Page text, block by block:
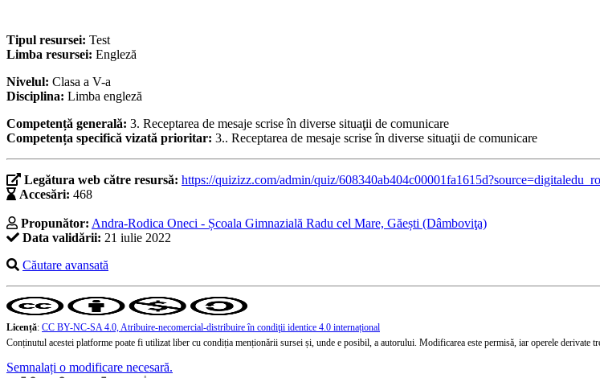
Tipul resursei: Test
Limba resursei: Engleză
Nivelul: Clasa a V-a
Disciplina: Limba engleză
Competență generală: 3. Receptarea de mesaje scrise în diverse situaţii de comunicare
Competența specifică vizată prioritar: 3.. Receptarea de mesaje scrise în diverse situaţii de comunicare
Legătura web către resursă: https://quizizz.com/admin/quiz/608340ab404c00001fa1615d?source=digitaledu_ro
Accesări: 468
Propunător: Andra-Rodica Oneci - Școala Gimnazială Radu cel Mare, Găești (Dâmboviţa)
Data validării: 21 iulie 2022
Căutare avansată
Licență: CC BY-NC-SA 4.0, Atribuire-necomercial-distribuire în condiţii identice 4.0 internațional
Conținutul acestei platforme poate fi utilizat liber cu condiția menționării sursei și, unde e posibil, a autorului. Modificarea este permisă, iar operele derivate
Semnalați o modificare necesară.